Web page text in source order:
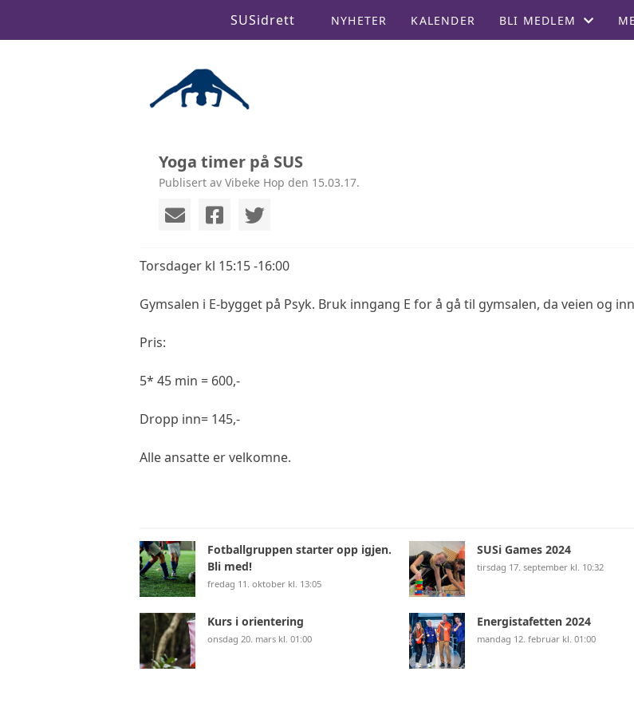
SUSidrett NYHETER KALENDER
BLI MEDLEM
Yoga timer på SUS
Publisert av Vibeke Hop den 15.03.17.
Torsdager kl 15:15 -16:00
Gymsalen i E-bygget på Psyk. Bruk inngang E for å gå til gymsalen, da veien og
Pris:
5* 45 min = 600,-
Dropp inn= 145,-
Alle ansatte er velkomne.
Fotballgruppen starter opp igjen.
Bli med!
fredag 11. oktober kl. 13:05
SUSi Games 2024
tirsdag 17. september kl. 10:32
Kurs i orientering
onsdag 20. mars kl. 01:00
Energistafetten 2024
mandag 12. februar kl. 01:00